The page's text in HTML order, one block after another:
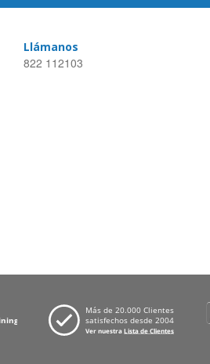
Llámanos
822 112103